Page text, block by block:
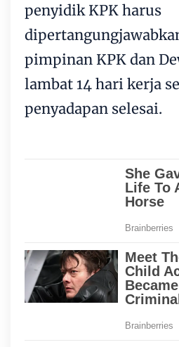
penyidik KPK harus
pimpinan KPK dan
lambat 14 hari kerja
penyadapan selesai.